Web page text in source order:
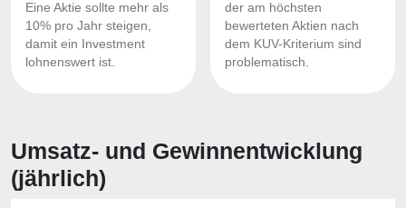
Eine Aktie sollte mehr als
10% pro Jahr steigen,
damit ein Investment
lohnenswert ist.
der am höchsten
bewerteten Aktien nach
dem KUV-Kriterium sind
problematisch.
Umsatz- und Gewinnentwicklung
(jährlich)